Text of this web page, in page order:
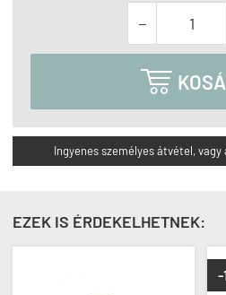


Ingyenes személyes átvétel,
EZEK IS ÉRDEKELHETNEK:
-